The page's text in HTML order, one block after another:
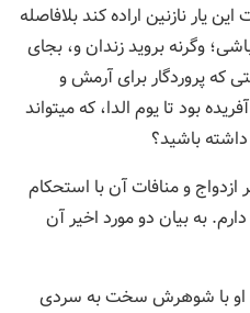
یار نازنین اراده کند بلافاصله
وگرنه بروید زندان و، بجای
که پروردگار برای آرمش و
بود تا یوم الدا، که میتواند
باشید؟
و منافات آن با استحکام
به بیان دو مورد اخیر آن
او با شوهرش سخت به سردی